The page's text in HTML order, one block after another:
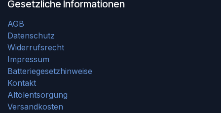
Gesetzliche Informationen
AGB
Datenschutz
Widerrufsrecht
Impressum
Batteriegesetzhinweise
Kontakt
Altölentsorgung
Versandkosten